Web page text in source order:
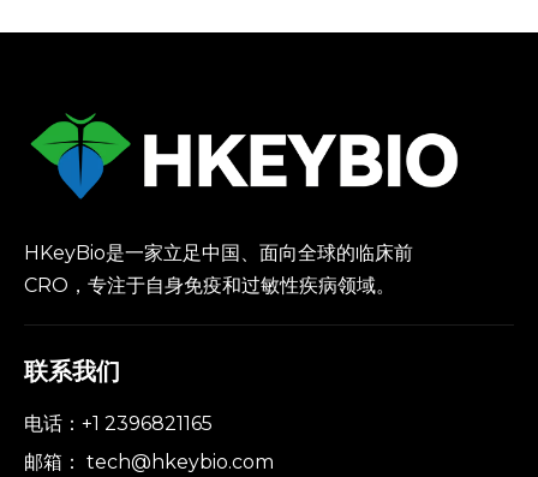
HKeyBio是一家立足中国、面向全球的临床前
CRO，专注于自身免疫和过敏性疾病领域。
联系我们
电话：+1 2396821165
邮箱： tech@hkeybio.com